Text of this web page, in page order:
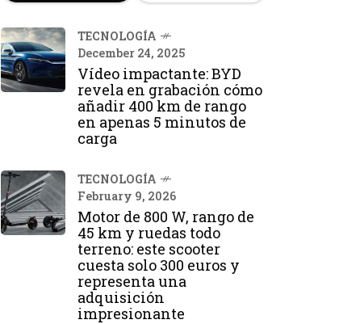
TECNOLOGÍA
December 24, 2025
Vídeo impactante: BYD
revela en grabación cómo
añadir 400 km de rango
en apenas 5 minutos de
carga
TECNOLOGÍA
February 9, 2026
Motor de 800 W, rango de
45 km y ruedas todo
terreno: este scooter
cuesta solo 300 euros y
representa una
adquisición
impresionante